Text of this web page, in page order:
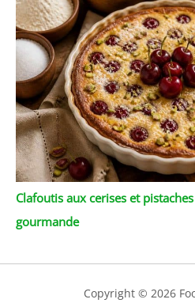
Clafoutis aux cerises et
gourmande
Copyright © 2026